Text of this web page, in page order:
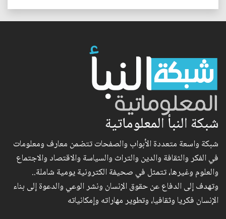
شبكة النبأ المعلوماتية
شبكة واسعة متعددة الأبواب والصفحات تتضمن معارف ومعلومات
في الفكر والثقافة والدين والتراث والسياسة والاقتصاد والاجتماع
والعلوم وغيرها، تتمثل في صحيفة الكترونية يومية شاملة..
وتهدف إلى الدفاع عن حقوق الإنسان ونشر الوعي والدعوة إلى بناء
الإنسان فكريا وثقافيا، وتطوير مهاراته وإمكانياته